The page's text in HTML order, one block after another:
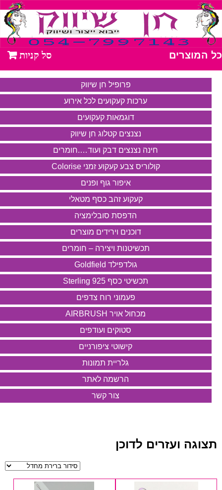
כל המוצרים
פרופיל חן שיווק
ערכות קעקועים לכל אירוע
דוגמאות קעקועים
נצנצים קטלוג חן שיווק
חינה נצנצים דבק ועוד….חומרים
קולוריס צבע קעקוע זמני Colorise
איפור גוף ופנים
קעקוע זהב כסף מטאלי
הדפסת סובלימציה
דוכנים וירידים מוצרים
תכשיטנות ויצירה – חומרים
גולדפילד Goldfield
תכשיטי כסף 925 Sterling
פעמוני רוח צדפים
מכחול אויר AIRBRUSH
סטוקים ועודפים
קישוטי ציפורניים
גלריית תמונות
הרשמה לאתר
צור קשר
תצוגה ועזרים לדוכן